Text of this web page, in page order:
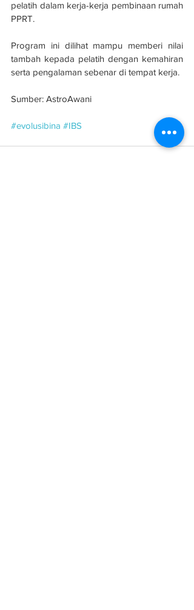
pelatih dalam kerja-kerja pembinaan rumah
PPRT.
Program ini dilihat mampu memberi nilai
tambah kepada pelatih dengan kemahiran
serta pengalaman sebenar di tempat kerja.
Sumber: AstroAwani
#evolusibina #IBS